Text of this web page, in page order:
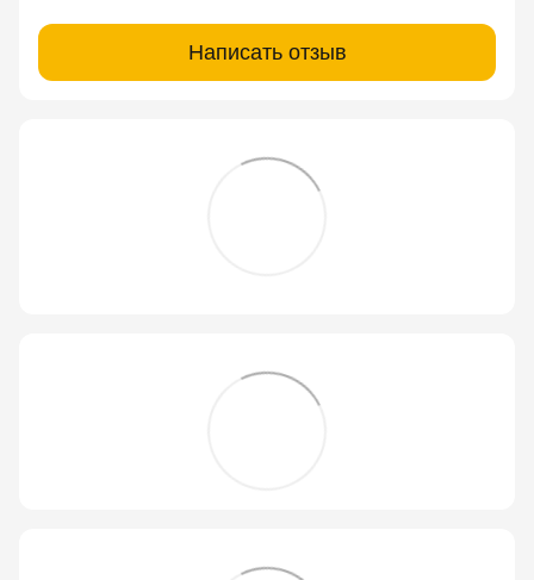
Написать отзыв